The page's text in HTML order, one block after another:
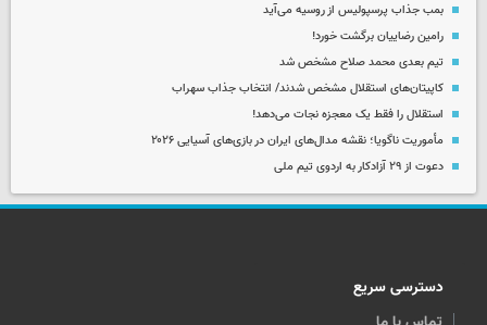
بمب جذاب پرسپولیس از روسیه می‌آید
رامین رضاییان برگشت خورد!
تیم بعدی محمد صلاح مشخص شد
کاپیتان‌های استقلال مشخص شدند/ انتخاب جذاب سهراب
استقلال را فقط یک معجزه نجات می‌دهد!
مأموریت ناگویا؛ نقشه مدال‌های ایران در بازی‌های آسیایی ۲۰۲۶
دعوت از ۲۹ آزادکار به اردوی تیم ملی
دسترسی سریع